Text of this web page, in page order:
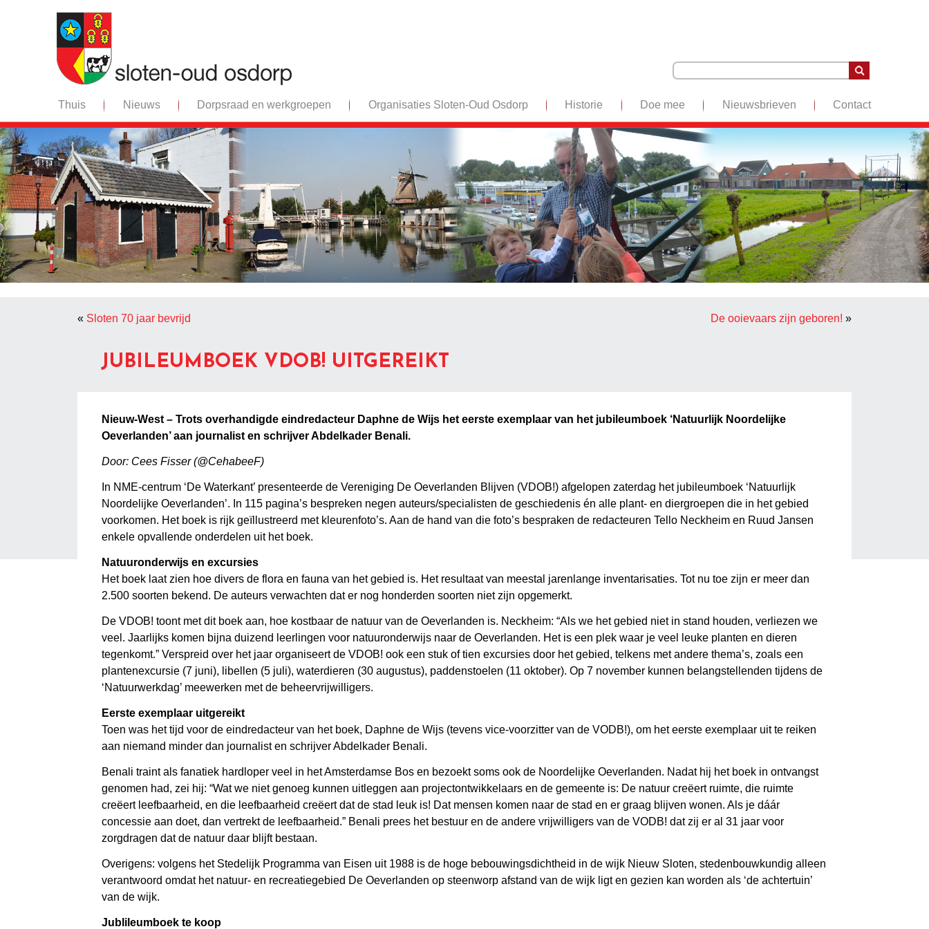
Thuis Nieuws Dorpsraad en werkgroepen Organisaties Sloten-Oud Osdorp Historie Doe mee Nieuwsbrieven Contact
« Sloten 70 jaar bevrijd De ooievaars zijn geboren! »
JUBILEUMBOEK VDOB! UITGEREIKT
Nieuw-West – Trots overhandigde eindredacteur Daphne de Wijs het eerste exemplaar van het jubileumboek ‘Natuurlijk Noordelijke
Oeverlanden’ aan journalist en schrijver Abdelkader Benali.
Door: Cees Fisser (@CehabeeF)
In NME-centrum ‘De Waterkant’ presenteerde de Vereniging De Oeverlanden Blijven (VDOB!) afgelopen zaterdag het jubileumboek ‘Natuurlijk
Noordelijke Oeverlanden’. In 115 pagina’s bespreken negen auteurs/specialisten de geschiedenis én alle plant- en diergroepen die in het gebied
voorkomen. Het boek is rijk geïllustreerd met kleurenfoto’s. Aan de hand van die foto’s bespraken de redacteuren Tello Neckheim en Ruud Jansen
enkele opvallende onderdelen uit het boek.
Natuuronderwijs en excursies
Het boek laat zien hoe divers de flora en fauna van het gebied is. Het resultaat van meestal jarenlange inventarisaties. Tot nu toe zijn er meer dan
2.500 soorten bekend. De auteurs verwachten dat er nog honderden soorten niet zijn opgemerkt.
De VDOB! toont met dit boek aan, hoe kostbaar de natuur van de Oeverlanden is. Neckheim: “Als we het gebied niet in stand houden, verliezen we
veel. Jaarlijks komen bijna duizend leerlingen voor natuuronderwijs naar de Oeverlanden. Het is een plek waar je veel leuke planten en dieren
tegenkomt.” Verspreid over het jaar organiseert de VDOB! ook een stuk of tien excursies door het gebied, telkens met andere thema’s, zoals een
plantenexcursie (7 juni), libellen (5 juli), waterdieren (30 augustus), paddenstoelen (11 oktober). Op 7 november kunnen belangstellenden tijdens de
‘Natuurwerkdag’ meewerken met de beheervrijwilligers.
Eerste exemplaar uitgereikt
Toen was het tijd voor de eindredacteur van het boek, Daphne de Wijs (tevens vice-voorzitter van de VODB!), om het eerste exemplaar uit te reiken
aan niemand minder dan journalist en schrijver Abdelkader Benali.
Benali traint als fanatiek hardloper veel in het Amsterdamse Bos en bezoekt soms ook de Noordelijke Oeverlanden. Nadat hij het boek in ontvangst
genomen had, zei hij: “Wat we niet genoeg kunnen uitleggen aan projectontwikkelaars en de gemeente is: De natuur creëert ruimte, die ruimte
creëert leefbaarheid, en die leefbaarheid creëert dat de stad leuk is! Dat mensen komen naar de stad en er graag blijven wonen. Als je dáár
concessie aan doet, dan vertrekt de leefbaarheid.” Benali prees het bestuur en de andere vrijwilligers van de VODB! dat zij er al 31 jaar voor
zorgdragen dat de natuur daar blijft bestaan.
Overigens: volgens het Stedelijk Programma van Eisen uit 1988 is de hoge bebouwingsdichtheid in de wijk Nieuw Sloten, stedenbouwkundig alleen
verantwoord omdat het natuur- en recreatiegebied De Oeverlanden op steenworp afstand van de wijk ligt en gezien kan worden als ‘de achtertuin’
van de wijk.
Jublileumboek te koop